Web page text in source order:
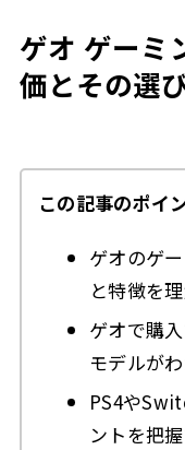
ゲオ ゲーミ
価とその選
この記事のポイ
ゲオのゲ
と特徴を
ゲオで購
モデルが
PS4や
ントを把